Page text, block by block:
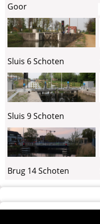
Goor
Sluis 6 Schoten
Sluis 9 Schoten
Brug 14 Schoten